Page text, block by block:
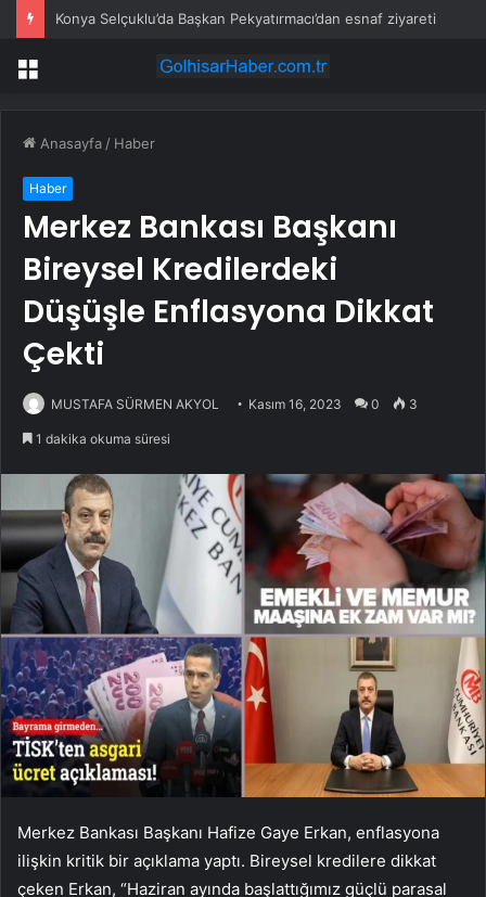
Konya Selçuklu’da Başkan Pekyatırmacı’dan esnaf ziyareti
Menü
Anasayfa / Haber
Haber
Merkez Bankası Başkanı
Bireysel Kredilerdeki
Düşüşle Enflasyona Dikkat
Çekti
MUSTAFA SÜRMEN AKYOL Kasım 16, 2023 0 3
1 dakika okuma süresi
Merkez Bankası Başkanı Hafize Gaye Erkan, enflasyona
ilişkin kritik bir açıklama yaptı. Bireysel kredilere dikkat
çeken Erkan, “Haziran ayında başlattığımız güçlü parasal